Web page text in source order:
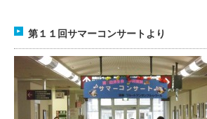
第１１回サマーコンサートより